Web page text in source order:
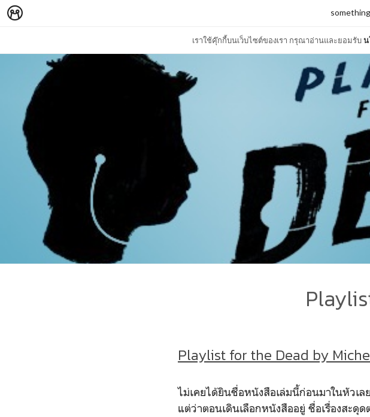
เราใช้คุ๊กกี้บนเว็บไซต์ของเรา กรุณาอ่านและยอมรับน
Playlist for the Dead by
ไม่เคยได้ยินชื่อหนังสือเล่มนี้ก่อนมาในหัวเลย
แต่ว่าตอนเดินเลือกหนังสืออยู่ ชื่อเรื่องสะดุ